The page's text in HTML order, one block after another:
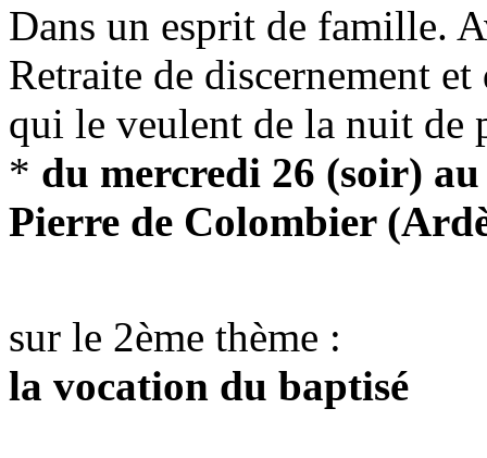
Dans un esprit de famille.
Retraite de discernement
qui le veulent de la nuit de
* du mercredi 26 (soir)
Pierre de Colombier
sur le 2ème thème :
la vocation du baptisé